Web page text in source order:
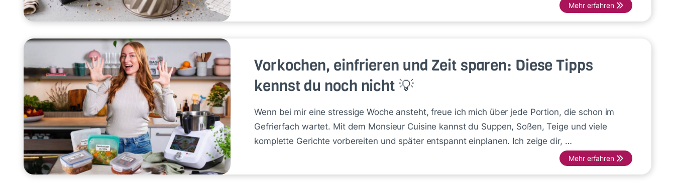
Mehr erfahren
Vorkochen, einfrieren und Zeit sparen: Diese Tipps
kennst du noch nicht 💡
Wenn bei mir eine stressige Woche ansteht, freue ich mich über jede Portion, die schon im
Gefrierfach wartet. Mit dem Monsieur Cuisine kannst du Suppen, Soßen, Teige und viele
komplette Gerichte vorbereiten und später entspannt einplanen. Ich zeige dir, …
Mehr erfahren